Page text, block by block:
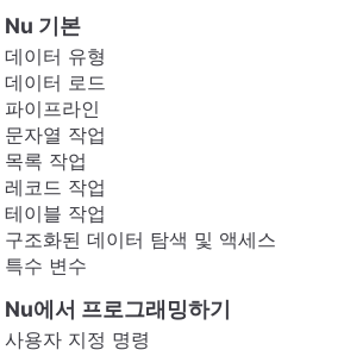
Nu 기본
데이터 유형
데이터 로드
파이프라인
문자열 작업
목록 작업
레코드 작업
테이블 작업
구조화된 데이터 탐색 및 액세스
특수 변수
Nu에서 프로그래밍하기
사용자 지정 명령